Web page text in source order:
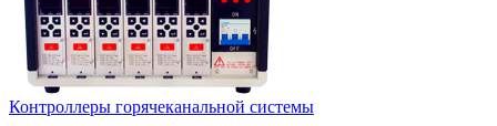
Контроллеры горячеканальной системы